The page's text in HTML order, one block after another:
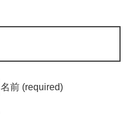
名前 (required)